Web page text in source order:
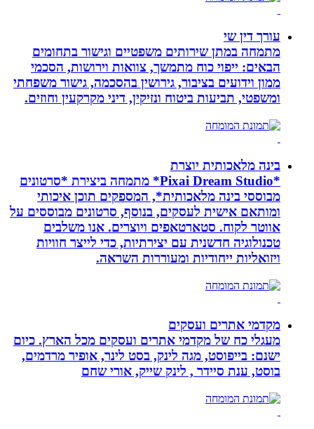
עורך דין שי
מתמחה במתן שירותים משפטיים וגישור בתחומים
הבאים: ייפוי כוח מתמשך, צוואות וירושות, הסכמי
ממון וידועים בציבור, גירושין בהסכמה, גישור משפחתי
ומשפטי, תביעות ביטוח ונזיקין, דיני מקרקעין וחוזים.
בינה מלאכותית יוצרת
*Pixai Dream Studio* מתמחה ביצירת *סרטונים
מבוססי בינה מלאכותית*, המספקים תוכן איכותי
ומותאם אישית לעסקים, בנוסף, סרטונים מבוססים על
אווטר לקוח. סטארטאפים ויוצרים. אנו משלבים
טכנולוגיה חדשנית עם יצירתיות, כדי לייצר חוויות
ויזואליות ייחודיות ומעוררות השראה.
מקדמי אתרים ועסקים
מעגלי כח של מקדמי אתרים ועסקים מכל הארץ. כיום
ישנם: בייפוסט, מגה לינק, בסט לינר, אופיר מרדמים,
בוסט, ענת סיידר , לינק שייק, אורי שחם